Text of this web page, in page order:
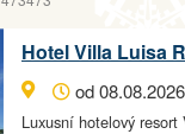
Hotel Villa Luisa
od
Luxusní hotelový